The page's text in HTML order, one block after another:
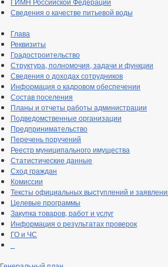
Сведения о качестве питьевой воды
Глава
Реквизиты
Градостроительство
Структура, полномочия, задачи и функции
Сведения о доходах сотрудников
Информация о кадровом обеспечении
Состав поселения
Планы и отчеты работы администрации
Подведомственные организации
Предпринимательство
Перечень поручений
Реестр муниципального имущества
Статистические данные
Сход граждан
Комиссии
Тексты официальных выступлений и
Целевые программы
Закупка товаров, работ и услуг
Информация о результатах проверок
ГО и ЧС